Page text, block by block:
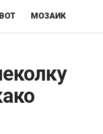
МОЗАИК